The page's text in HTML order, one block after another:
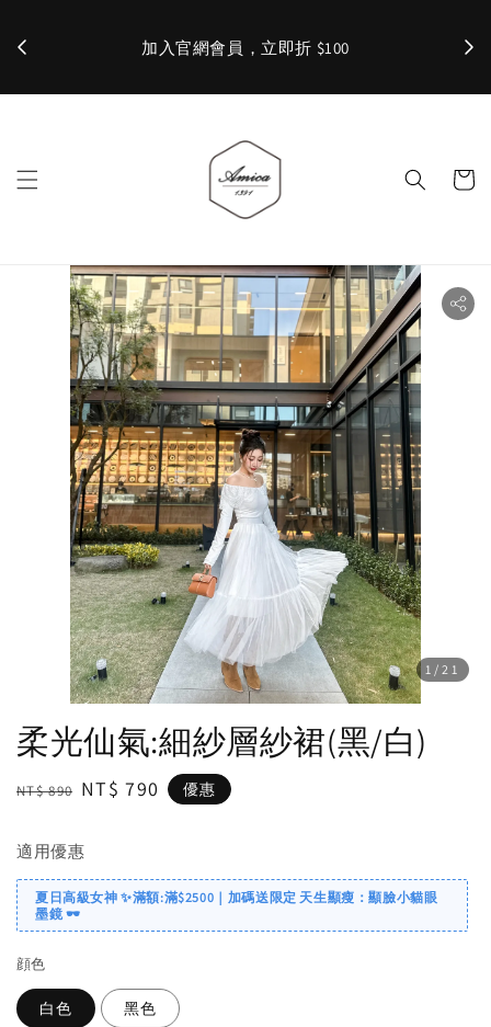
加入官網會員，立即折 $100 ✨
1 /21
柔光仙氣:細紗層紗裙(黑/白)
Regular
NT$ 890 Sale
NT$ 790 優惠
適用優惠
夏日高級女神 ✨滿額:滿$2500｜加碼送限定 天生顯瘦：顯臉小貓眼
墨鏡 🕶️
顔色
白色 黑色